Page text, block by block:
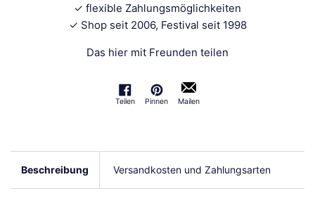
✓ flexible Zahlungsmöglichkeiten
✓ Shop seit 2006, Festival seit 1998
Das hier mit Freunden teilen
Teilen
Pinnen
Mailen
Beschreibung Versandkosten und Zahlungsarten